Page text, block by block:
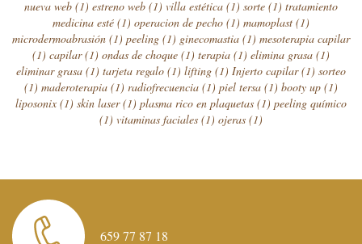
nueva web (1) estreno web (1) villa estética (1) sorte (1) tratamiento
medicina esté (1) operacion de pecho (1) mamoplast (1)
microdermoabrasión (1) peeling (1) ginecomastia (1) mesoterapia capilar
(1) capilar(1) ondas de choque (1) terapia (1) elimina grasa (1)
eliminar grasa (1) tarjeta regalo (1) lifting (1) Injerto capilar(1) sorteo
(1) maderoterapia (1) radiofrecuencia (1) piel tersa (1) booty up (1)
liposonix (1) skin laser(1) plasma rico en plaquetas (1) peeling químico
(1) vitaminas faciales (1) ojeras (1)
659 77 87 18